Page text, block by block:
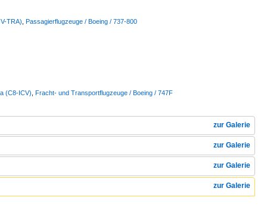
TRA) Passagierflugzeuge / Boeing / 737-800
(C8-ICV) Fracht- und Transportflugzeuge / Boeing / 747F
zur Galerie
zur Galerie
zur Galerie
zur Galerie